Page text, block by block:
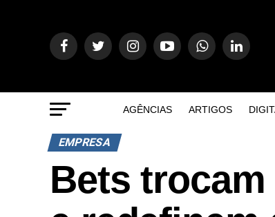
AGÊNCIAS ARTIGOS
EMPRESA
Bets